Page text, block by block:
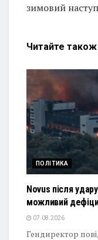
зимовий
Читайте також
ПОЛІТИКА
Novus після
можливий
07.08.2026
Гендиректор